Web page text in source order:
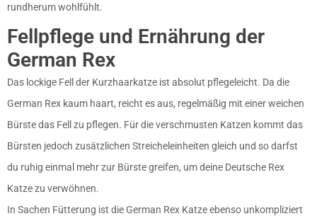
rundherum wohlfühlt.
Fellpflege und Ernährung der
German Rex
Das lockige Fell der Kurzhaarkatze ist absolut pflegeleicht. Da die
German Rex kaum haart, reicht es aus, regelmäßig mit einer weichen
Bürste das Fell zu pflegen. Für die verschmusten Katzen kommt das
Bürsten jedoch zusätzlichen Streicheleinheiten gleich und so darfst
du ruhig einmal mehr zur Bürste greifen, um deine Deutsche Rex
Katze zu verwöhnen.
In Sachen Fütterung ist die German Rex Katze ebenso unkompliziert